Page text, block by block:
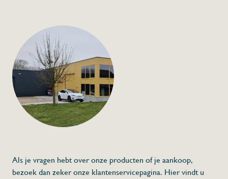
Als je vragen hebt over onze producten of je aankoop,
bezoek dan zeker onze klantenservicepagina. Hier vindt u